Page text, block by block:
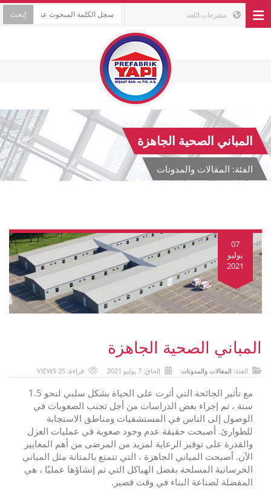
مقترحات اللغة
المباني الصحية الجاهزة
الفئة: المقالات والمدونات
07
يوليو
2021
المباني الصحية الجاهزة
الفئة: المقالات والمدونات إلحاق: 7 يوليو 2021 قراءة: 25 VIEWS
مع تأثير الجائحة التي أثرت على الحياة بشكل سلبي لنحو 1.5
سنة ، تم إجراء بعض الدراسات من أجل تجنب الصعوبات في
الوصول إلى الناس في المستشفيات ومناطق الاستجابة
للطوارئ. أصبحت حقيقة عدم وجود صعوبة في عمليات العزل
والقدرة على توفير الرعاية لمزيد من المرضى من أهم المعايير
الآن. أصبحت المباني الجاهزة ، التي تتمتع بالمتانة مثل المباني
الخرسانية المسلحة بفضل الهياكل التي تم إنشاؤها عمليًا ، هي
المفضلة لصناعة البناء في وقت قصير.